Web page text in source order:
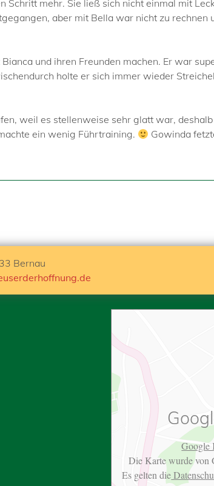
Schritt mehr. Sie ließ sich nicht einmal mit
aber mit Bella war nicht zu rechnen
und ihren Freunden machen. Er war
holte er sich immer wieder
weil es stellenweise sehr glatt war,
ein wenig Führtraining.
Gowinda
Bernau
Google
Die Karte wurde von
Es gelten die